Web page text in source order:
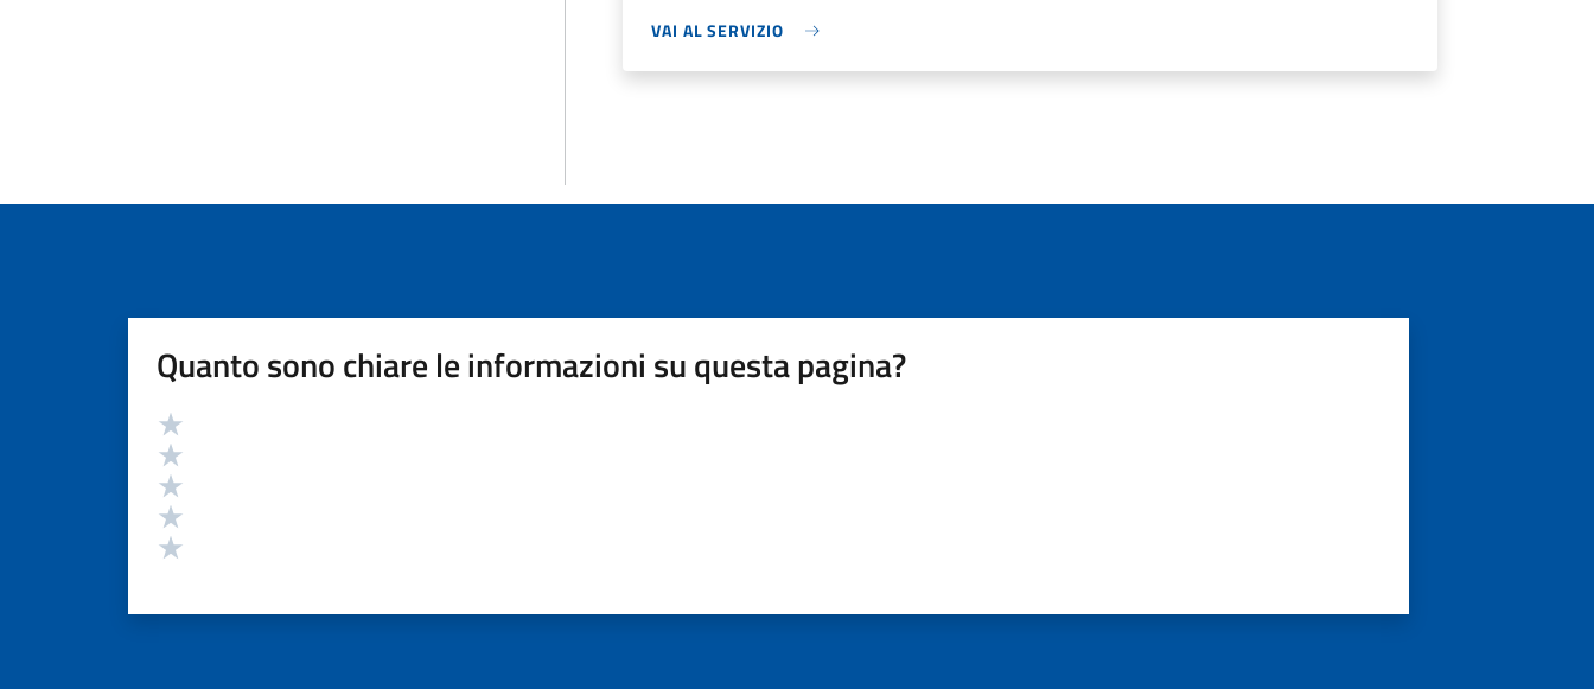
VAI AL SERVIZIO
Quanto sono chiare le informazioni su questa pagina?
Valutazione